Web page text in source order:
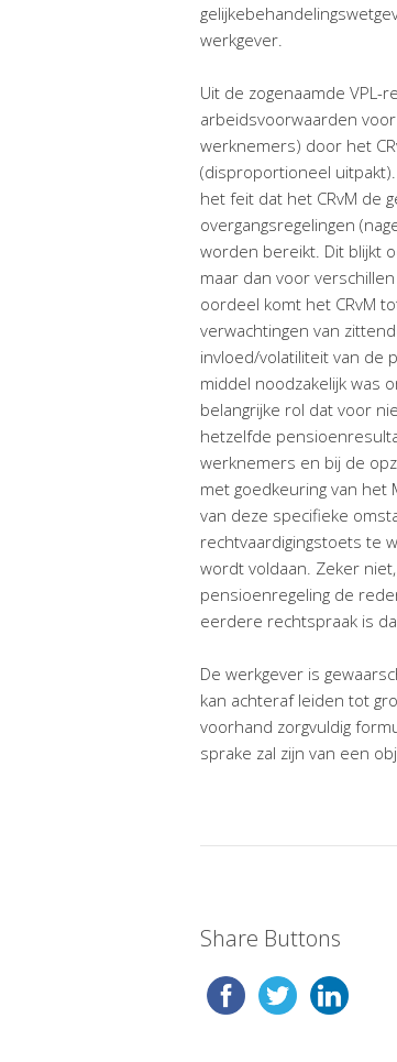
werkgever.
Uit de zogenaamde
arbeidsvoorwaarden
werknemers) door het
(disproportioneel
het feit dat het CRvM de
overgangsregelingen
worden bereikt. Dit blijkt
maar dan voor
oordeel komt het CRvM
verwachtingen van
invloed/volatiliteit van de
middel noodzakelijk was
belangrijke rol dat voor
hetzelfde
werknemers en bij de
met goedkeuring van het
van deze specifieke
rechtvaardigingstoets te
wordt voldaan. Zeker
pensioenregeling de
eerdere rechtspraak is
De werkgever is
kan achteraf leiden tot
voorhand zorgvuldig
sprake zal zijn van een
Share Buttons